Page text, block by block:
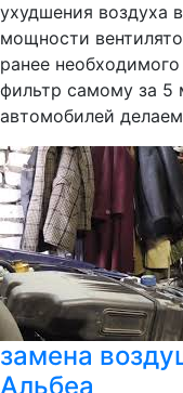
ухудшения воздуха
мощности
ранее
фильтр самому за 5
автомобилей
замена
Альбеа